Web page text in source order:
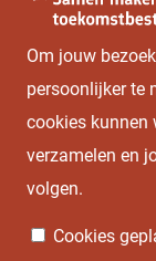
Om jouw
persoonlijker te
cookies kunnen
verzamelen en
volgen.
Cookies
Heb je
spotlights
Neem contact
Cookies beheren